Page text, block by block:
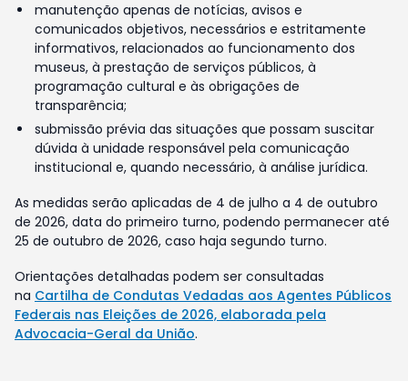
manutenção apenas de notícias, avisos e
comunicados objetivos, necessários e estritamente
informativos, relacionados ao funcionamento dos
museus, à prestação de serviços públicos, à
programação cultural e às obrigações de
transparência;
submissão prévia das situações que possam suscitar
dúvida à unidade responsável pela comunicação
institucional e, quando necessário, à análise jurídica.
As medidas serão aplicadas de 4 de julho a 4 de outubro
de 2026, data do primeiro turno, podendo permanecer até
25 de outubro de 2026, caso haja segundo turno.
Orientações detalhadas podem ser consultadas
na Cartilha de Condutas Vedadas aos Agentes Públicos
Federais nas Eleições de 2026, elaborada pela
Advocacia-Geral da União.